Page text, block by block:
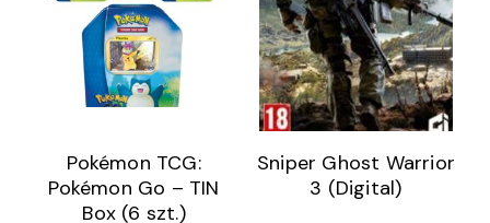
Pokémon TCG:
Pokémon Go – TIN
Box (6 szt.)
Sniper Ghost Warrior
3 (Digital)